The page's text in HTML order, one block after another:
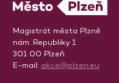
Magistrát města Plzně
nám. Republiky 1
301 00 Plzeň
E-mail: akce@plzen.eu